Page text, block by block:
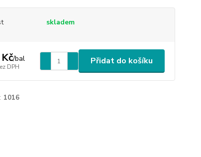
skladem
/bal
DPH
Přidat do košíku
1016